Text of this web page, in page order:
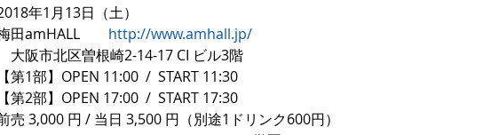
年1月13日（土）
田amHALL http://www.amhall.jp/
北区曽根崎2-14-17 CI ビル3階
第1部】OPEN 11:00  /  START 11:30
】OPEN 17:00  /  START 17:30
売 3,000 円 / 当日 3,500 円（別途1ドリンク600円）